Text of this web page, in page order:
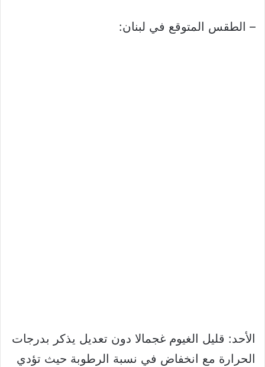
– الطقس المتوقع في لبنان:
الأحد: قليل الغيوم غجمالا دون تعديل يذكر بدرجات
الحرارة مع انخفاض في نسبة الرطوبة حيث تؤدي